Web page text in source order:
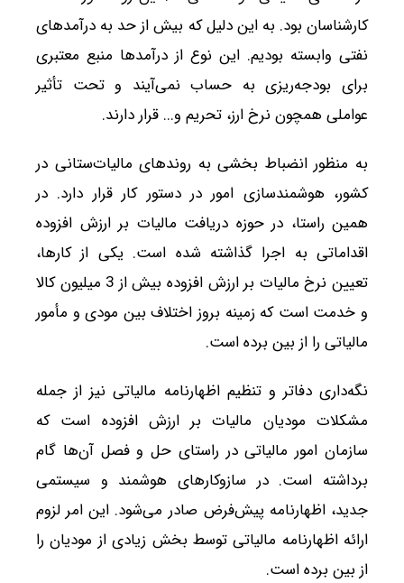
کارشناسان بود. به این دلیل که بیش از حد به درآمدهای
نفتی وابسته بودیم. این نوع از درآمدها منبع معتبری
برای بودجه‌ریزی به حساب نمی‌آیند و تحت تأثیر
عواملی همچون نرخ ارز، تحریم و... قرار دارند.
به منظور انضباط بخشی به روندهای مالیات‌ستانی در
کشور، هوشمندسازی امور در دستور کار قرار دارد. در
همین راستا، در حوزه دریافت مالیات بر ارزش افزوده
اقداماتی به اجرا گذاشته شده است. یکی از کارها،
تعیین نرخ مالیات بر ارزش افزوده بیش از 3 میلیون کالا
و خدمت است که زمینه بروز اختلاف بین مودی و مأمور
مالیاتی را از بین برده است.
نگه‌داری دفاتر و تنظیم اظهارنامه مالیاتی نیز از جمله
مشکلات مودیان مالیات بر ارزش افزوده است که
سازمان امور مالیاتی در راستای حل و فصل آن‌ها گام
برداشته است. در سازوکارهای هوشمند و سیستمی
جدید، اظهارنامه پیش‌فرض صادر می‌شود. این امر لزوم
ارائه اظهارنامه مالیاتی توسط بخش زیادی از مودیان را
از بین برده است.